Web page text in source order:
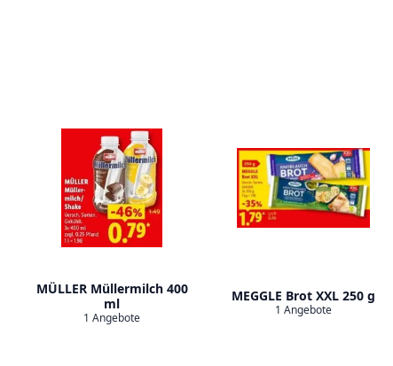
MÜLLER Müllermilch 400
ml
1 Angebote
MEGGLE Brot XXL 250 g
1 Angebote